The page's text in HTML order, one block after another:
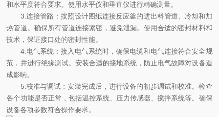
和水平度符合要求。使用水平仪和垂直仪进行精确测量。
3.连接管路：按照设计图纸连接反应釜的进出料管道、冷却和加
热管道。确保所有管道连接紧密，避免泄漏。使用合适的密封材料和
技术，保证接口处的密封性能。
4.电气系统：接入电气系统时，确保电缆和电气连接符合安全规
范，并进行绝缘测试。安装合适的接地系统，防止电气故障对设备造
成影响。
5.校准与调试：安装完成后，进行设备的初步调试和校准。检查
各个功能是否正常，包括温控系统、压力传感器、搅拌系统等。确保
设备各项参数符合操作要求。